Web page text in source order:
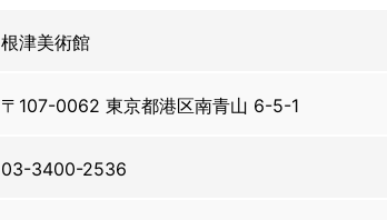
根津美術館
〒107-0062 東京都港区南青山 6-5-1
03-3400-2536